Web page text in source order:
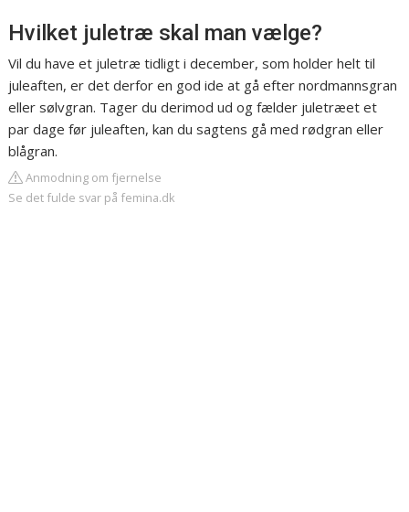
Hvilket juletræ skal man vælge?
Vil du have et juletræ tidligt i december, som holder helt til
juleaften, er det derfor en god ide at gå efter nordmannsgran
eller sølvgran. Tager du derimod ud og fælder juletræet et
par dage før juleaften, kan du sagtens gå med rødgran eller
blågran.
Anmodning om fjernelse
Se det fulde svar på femina.dk